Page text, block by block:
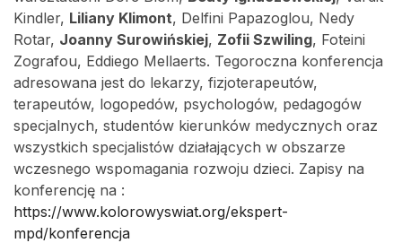
Kindler, Liliany Klimont, Delfini Papazoglou, Nedy
Rotar, Joanny Surowińskiej, Zofii Szwiling, Foteini
Zografou, Eddiego Mellaerts. Tegoroczna konferencja
adresowana jest do lekarzy, fizjoterapeutów,
terapeutów, logopedów, psychologów, pedagogów
specjalnych, studentów kierunków medycznych oraz
wszystkich specjalistów działających w obszarze
wczesnego wspomagania rozwoju dzieci. Zapisy na
konferencję na :
https://www.kolorowyswiat.org/ekspert-
mpd/konferencja